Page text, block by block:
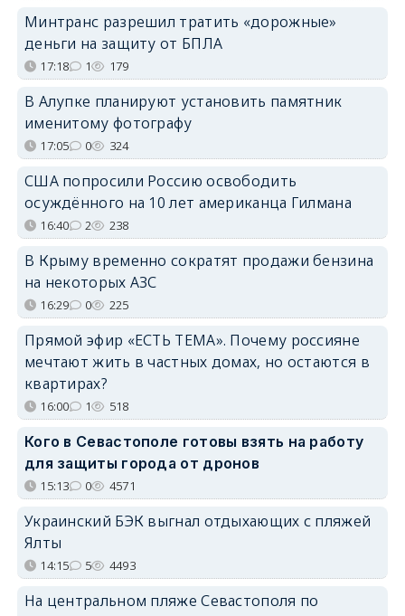
Минтранс разрешил тратить «дорожные»
деньги на защиту от БПЛА
17:18 1 179
В Алупке планируют установить памятник
именитому фотографу
17:05 0 324
США попросили Россию освободить
осуждённого на 10 лет американца Гилмана
16:40 2 238
В Крыму временно сократят продажи бензина
на некоторых АЗС
16:29 0 225
Прямой эфир «ЕСТЬ ТЕМА». Почему россияне
мечтают жить в частных домах, но остаются в
квартирах?
16:00 1 518
Кого в Севастополе готовы взять на работу
для защиты города от дронов
15:13 0 4571
Украинский БЭК выгнал отдыхающих с пляжей
Ялты
14:15 5 4493
На центральном пляже Севастополя по